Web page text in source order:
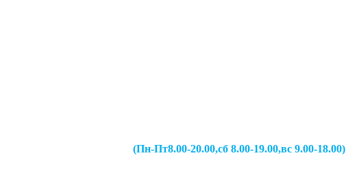
(Пн-Пт8.00-20.00,сб 8.00-19.00,вс 9.00-18.00)